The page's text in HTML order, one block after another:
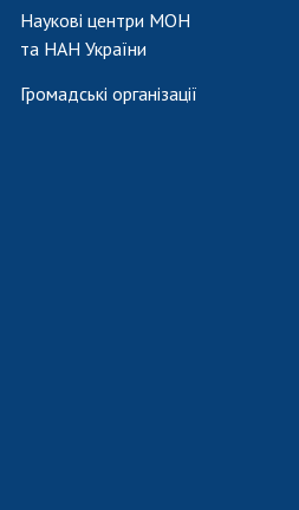
Наукові центри МОН
та НАН України
Громадські організації